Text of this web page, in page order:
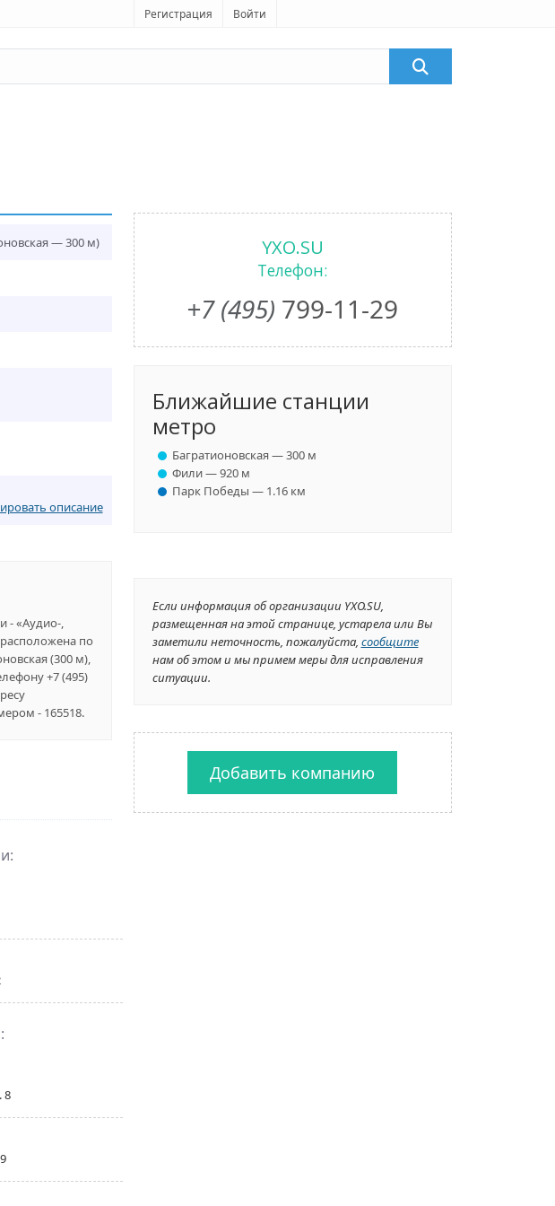
Регистрация Войти
— 300 м)
описание
- «Аудио-,
по
(300 м),
+7 (495)
- 165518.
8
YXO.SU
Телефон:
+7 (495) 799-11-29
Ближайшие станции
метро
Багратионовская — 300 м
Фили — 920 м
Парк Победы — 1.16 км
Если информация об организации YXO.SU,
размещенная на этой странице, устарела или Вы
заметили неточность, пожалуйста, сообщите
нам об этом и мы примем меры для исправления
ситуации.
Добавить компанию